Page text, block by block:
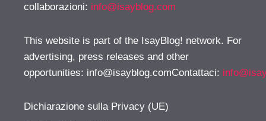
collaborazioni: info@isayblog.com
This website is part of the IsayBlog! network. For
advertising, press releases and other
opportunities: info@isayblog.comContattaci:
Dichiarazione sulla Privacy (UE)